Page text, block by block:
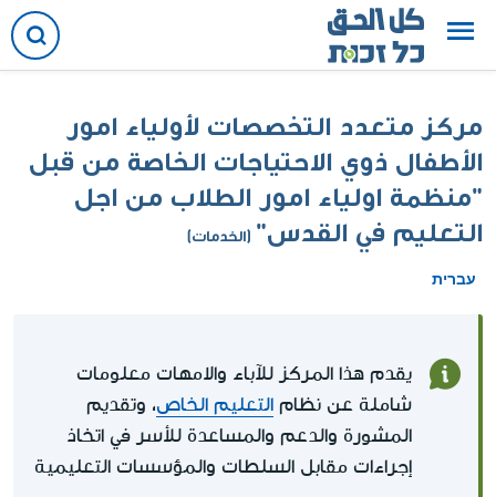
مركز متعدد التخصصات لأولياء امور
الأطفال ذوي الاحتياجات الخاصة من قبل
"منظمة اولياء امور الطلاب من اجل
التعليم في القدس" (الخدمات)
עברית
يقدم هذا المركز للآباء والامهات معلومات
شاملة عن نظام التعليم الخاص، وتقديم
المشورة والدعم والمساعدة للأسر في اتخاذ
إجراءات مقابل السلطات والمؤسسات التعليمية